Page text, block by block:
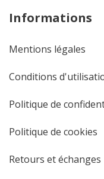
Informations
Mentions légales
Conditions
Politique de
Politique de cookies
Retours et échanges